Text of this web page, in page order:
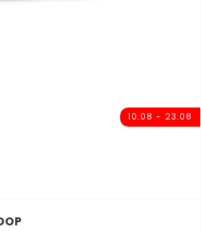
10.08 - 23.08